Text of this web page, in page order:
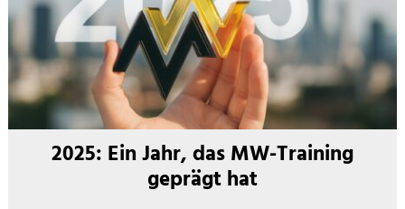
2025: Ein Jahr, das MW-Training
geprägt hat